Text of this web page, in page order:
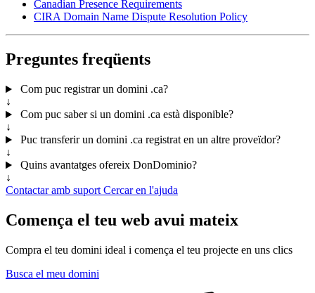
Canadian Presence Requirements
CIRA Domain Name Dispute Resolution Policy
Preguntes freqüents
Com puc registrar un domini .ca?
↓
Com puc saber si un domini .ca està disponible?
↓
Puc transferir un domini .ca registrat en un altre proveïdor?
↓
Quins avantatges ofereix DonDominio?
↓
Contactar amb suport Cercar en l'ajuda
Comença el teu web avui mateix
Compra el teu domini ideal i comença el teu projecte en uns clics
Busca el meu domini